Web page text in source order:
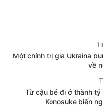
Một chính trị gia Ukraina
về
Từ cậu bé đi ở thành tỷ
Konosuke biến